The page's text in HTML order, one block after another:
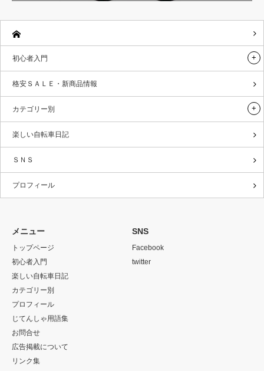
初心者入門
格安ＳＡＬＥ・新商品情報
カテゴリー別
楽しい自転車日記
ＳＮＳ
プロフィール
メニュー
トップページ
初心者入門
楽しい自転車日記
カテゴリー別
プロフィール
じてんしゃ用語集
お問合せ
広告掲載について
リンク集
SNS
Facebook
twitter